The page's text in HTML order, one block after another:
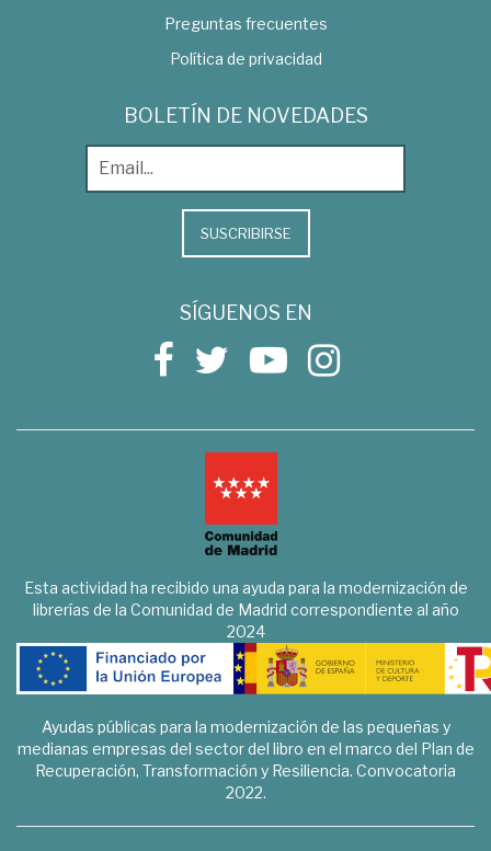
Preguntas frecuentes
Política de privacidad
BOLETÍN DE NOVEDADES
SUSCRIBIRSE
SÍGUENOS EN
Esta actividad ha recibido una ayuda para la modernización de
librerías de la Comunidad de Madrid correspondiente al año
2024
Ayudas públicas para la modernización de las pequeñas y
medianas empresas del sector del libro en el marco del Plan de
Recuperación, Transformación y Resiliencia. Convocatoria
2022.